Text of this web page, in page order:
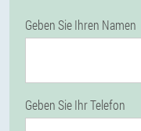
Geben Sie Ihren Namen
Geben Sie Ihr Telefon